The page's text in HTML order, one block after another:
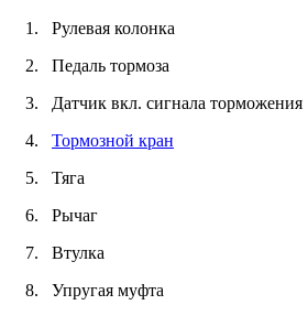
1. Рулевая колонка
2. Педаль тормоза
3. Датчик вкл. сигнала торможения
4. Тормозной кран
5. Тяга
6. Рычаг
7. Втулка
8. Упругая муфта